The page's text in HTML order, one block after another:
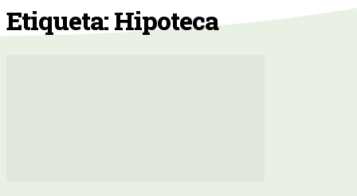
Etiqueta: Hipoteca